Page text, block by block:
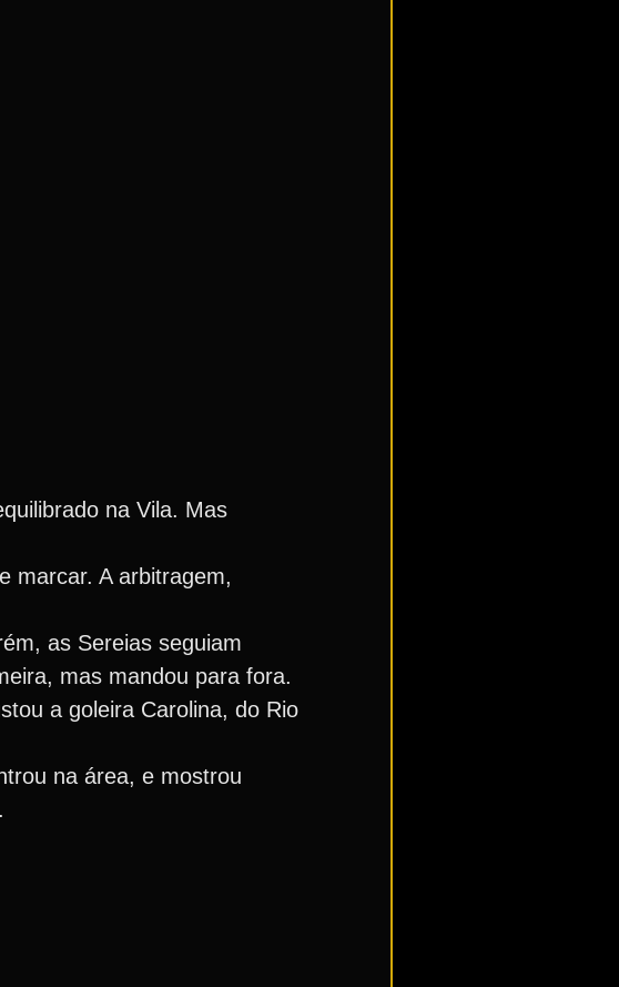
na Vila. Mas
marcar. A arbitragem,
as Sereias seguiam
mas mandou para fora.
a goleira Carolina, do Rio
na área, e mostrou